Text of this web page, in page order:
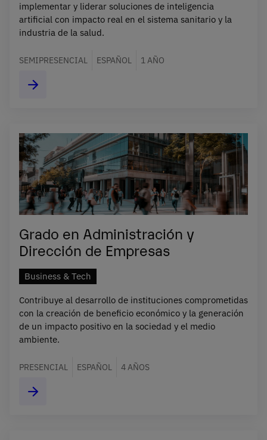
implementar y liderar soluciones de inteligencia
artificial con impacto real en el sistema sanitario y la
industria de la salud.
SEMIPRESENCIAL ESPAÑOL 1 AÑO
Grado en Administración y
Dirección de Empresas
Business & Tech
Contribuye al desarrollo de instituciones comprometidas
con la creación de beneficio económico y la generación
de un impacto positivo en la sociedad y el medio
ambiente.
PRESENCIAL ESPAÑOL 4 AÑOS